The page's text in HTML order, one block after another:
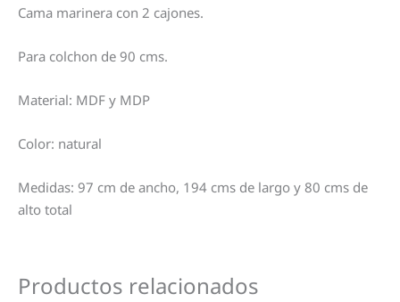
Cama marinera con 2 cajones.
Para colchon de 90 cms.
Material: MDF y MDP
Color: natural
Medidas: 97 cm de ancho, 194 cms de largo y 80 cms de
alto total
Productos relacionados